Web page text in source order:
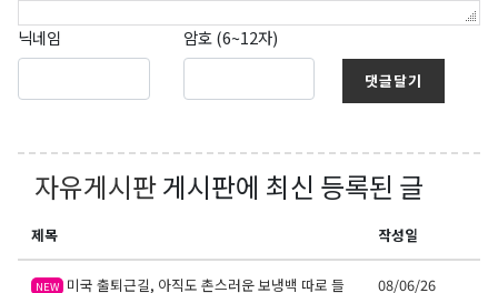
닉네임 암호 (6~12자)
댓글달기
자유게시판게시판에 최신 등록된 글
제목 작성일
NEW 미국 출퇴근길, 아직도 촌스러운 보냉백 따로 들
08/06/26